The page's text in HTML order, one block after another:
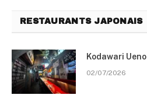
RESTAURANTS JAPONAIS
Kodawari Ueno
02/07/2026